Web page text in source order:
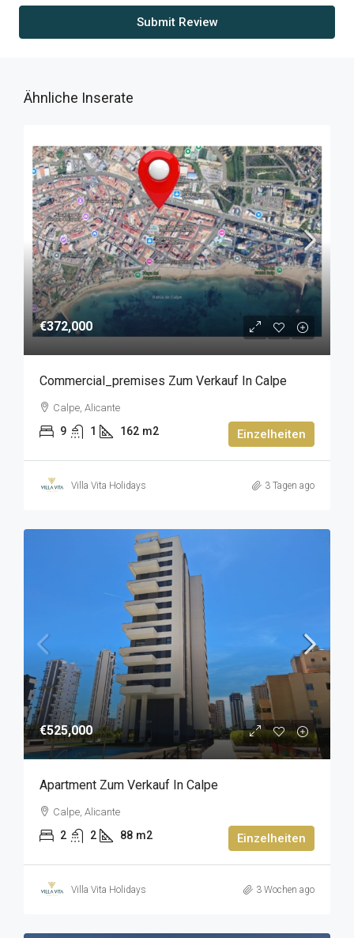
Submit Review
Ähnliche Inserate
€372,000
Commercial_premises Zum Verkauf In Calpe
Calpe, Alicante
9 1 162 m2 Einzelheiten
Villa Vita Holidays 3 Tagen ago
€525,000
Apartment Zum Verkauf In Calpe
Calpe, Alicante
2 2 88 m2 Einzelheiten
Villa Vita Holidays 3 Wochen ago